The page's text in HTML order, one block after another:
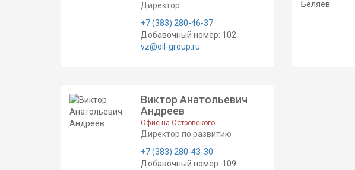
Директор
+7 (383) 280-46-37
Добавочный номер: 102
vz@oil-group.ru
Виктор Анатольевич
Андреев
Офис на Островского
Директор по развитию
+7 (383) 280-43-30
Добавочный номер: 109